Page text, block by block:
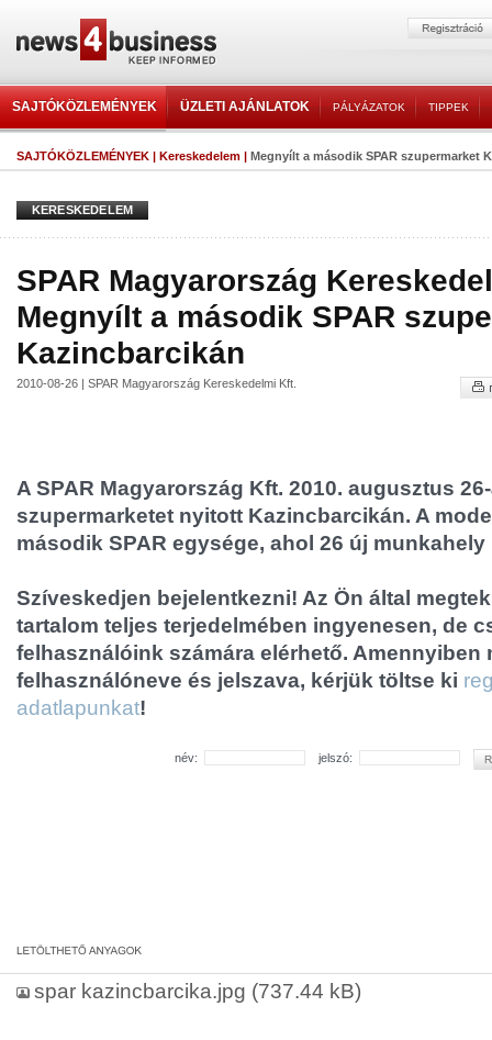
SAJTÓKÖZLEMÉNYEK ÜZLETI AJÁNLATOK PÁLYÁZATOK TIPPEK
SAJTÓKÖZLEMÉNYEK | Kereskedelem | Megnyílt a második SPAR szupermarket
KERESKEDELEM
SPAR Magyarország
Megnyílt a második SPAR
Kazincbarcikán
2010-08-26 | SPAR Magyarország Kereskedelmi Kft.
A SPAR Magyarország Kft. 2010. augusztus
szupermarketet nyitott Kazincbarcikán. A
második SPAR egysége, ahol 26 új munkahely
Szíveskedjen bejelentkezni! Az Ön által
tartalom teljes terjedelmében ingyenesen, de
felhasználóink számára elérhető. Amennyiben
felhasználóneve és jelszava, kérjük töltse ki
adatlapunkat!
név: jelszó:
spar kazincbarcika.jpg (737.44 kB)